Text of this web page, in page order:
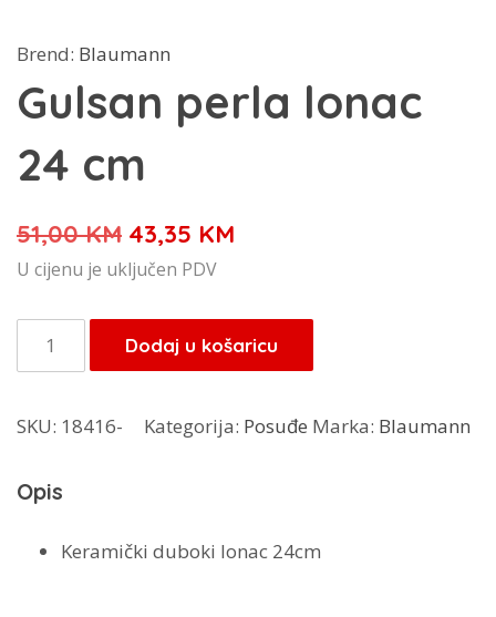
Brend: Blaumann
Gulsan perla lonac
24 cm
51,00KM Izvorna
cijena
je:
51,00 KM.
43,35 KM
43,35 KM.
U cijenu je uključen PDV
Gulsan
perla
24
količina
Dodaj u košaricu
SKU: 18416- Kategorija: Posuđe Marka: Blaumann
Opis
Keramički duboki lonac 24cm